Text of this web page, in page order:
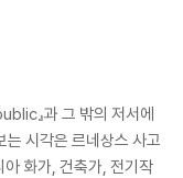
는다는 것, 모든 양식들
나은 양식이란 없다는
이것이 비평의 선택권
서도 무차별적으로 훌륭
나의 올바른 양식이나
한다.
』과 그 밖의 저서에
는 시각은 르네상스 사고
화가, 건축가, 전기작